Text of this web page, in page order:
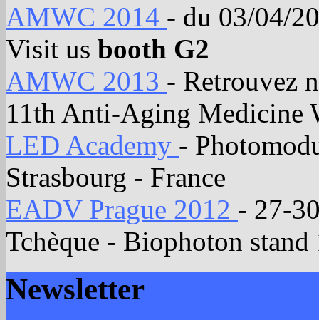
AMWC 2014 - du 03/04/
Visit us booth G2
AMWC 2013 - Retrouvez
11th Anti-Aging Medicine
LED Academy -
Strasbourg - France
EADV Prague 2012 - 27-
Tchèque - Biophoton stand
Newsletter